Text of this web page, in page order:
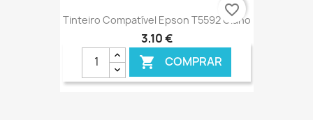
Tinteiro Compatível Epson T5592 Ciano
3,10 €
 COMPRAR
favorite_border